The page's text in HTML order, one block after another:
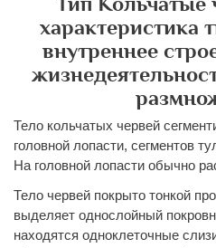
характеристика
внутреннее
Тело кольчатых червей
головной лопасти, сегментов
На головной лопасти обычно
Тело червей покрыто тонкой
выделяет однослойный
находятся одноклеточные